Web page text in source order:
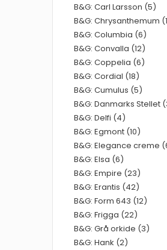
B&G: Carl Larsson (5)
B&G: Chrysanthemum
B&G: Columbia (6)
B&G: Convalla (12)
B&G: Coppelia (6)
B&G: Cordial (18)
B&G: Cumulus (5)
B&G: Danmarks Stellet
B&G: Delfi (4)
B&G: Egmont (10)
B&G: Elegance creme
B&G: Elsa (6)
B&G: Empire (23)
B&G: Erantis (42)
B&G: Form 643 (12)
B&G: Frigga (22)
B&G: Grå orkide (3)
B&G: Hank (2)